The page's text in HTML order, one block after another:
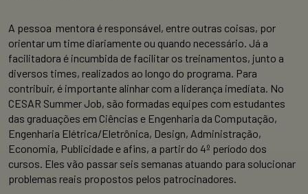
A pessoa mentora é responsável, entre outras coisas, por
orientar um time diariamente ou quando necessário. Já a
facilitadora é incumbida de facilitar os treinamentos, junto a
diversos times, realizados ao longo do programa. Para
contribuir, é importante alinhar com a liderança imediata. No
CESAR Summer Job, são formadas equipes com estudantes
das graduações em Ciências e Engenharia da Computação,
Engenharia Elétrica/Eletrônica, Design, Administração,
Economia, Publicidade e afins, a partir do 4º período dos
cursos. Eles vão passar seis semanas atuando para solucionar
problemas reais propostos pelos patrocinadores.